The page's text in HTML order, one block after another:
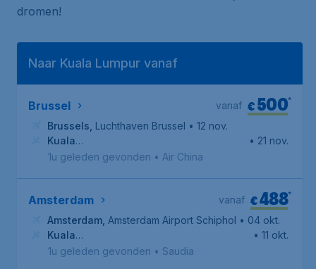
dromen!
Naar Kuala Lumpur vanaf
Brussel €500*
vanaf
Brussels Luchthaven Brussel • 12 nov.
Kuala
Lumpur, Kuala Lumpur International Airport
• 21 nov.
1u geleden gevonden • Air China
Amsterdam €488*
vanaf
Amsterdam Amsterdam Airport Schiphol • 04 okt.
Kuala
Lumpur, Kuala Lumpur International Airport
• 11 okt.
1u geleden gevonden • Saudia